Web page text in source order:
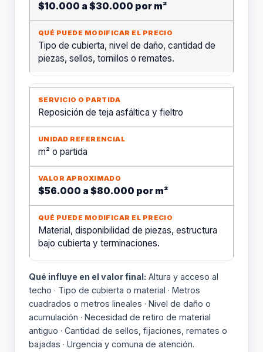
$10.000 a $30.000 por m²
Tipo de cubierta, nivel de daño, cantidad de
piezas, sellos, tornillos o remates.
Reposición de teja asfáltica y fieltro
m² o partida
$56.000 a $80.000 por m²
Material, disponibilidad de piezas, estructura
bajo cubierta y terminaciones.
Qué influye en el valor final: Altura y acceso al
techo · Tipo de cubierta o material · Metros
cuadrados o metros lineales · Nivel de daño o
acumulación · Necesidad de retiro de material
antiguo · Cantidad de sellos, fijaciones, remates o
bajadas · Urgencia y comuna de atención.